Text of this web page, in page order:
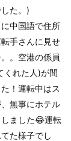
た。)
中国語で住所
手さんに見せ
。空港の係員
くれた人)が間
！運転中はス
無事にホテル
ました😂運転
た様子でし